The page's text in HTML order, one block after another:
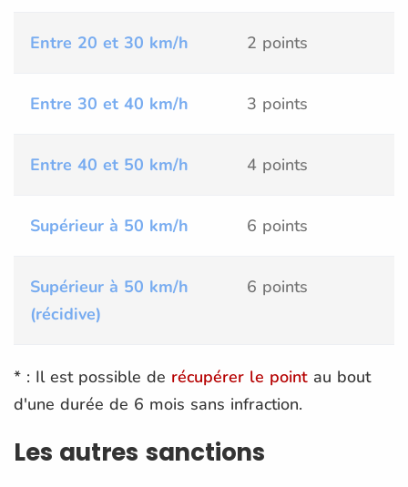
Entre 20 et 30 km/h 2 points
Entre 30 et 40 km/h 3 points
Entre 40 et 50 km/h 4 points
Supérieur à 50 km/h 6 points
Supérieur à 50 km/h
(récidive)
6 points
* : Il est possible de récupérer le point au bout
d'une durée de 6 mois sans infraction.
Les autres sanctions